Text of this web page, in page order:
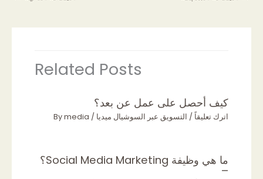
Related Posts
كيف أحصل على عمل عن بعد؟
اترك تعليقاً / التسويق عبر السوشيال ميديا / By
media
ما هي وظيفة Social Media Marketing؟
–